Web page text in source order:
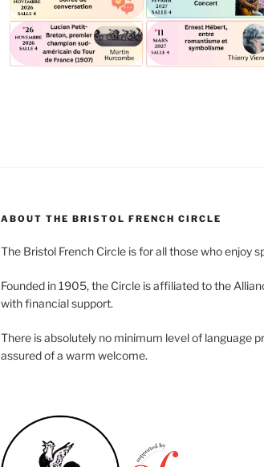
ABOUT THE BRISTOL FRENCH CIRCLE
The Bristol French Circle is for all those who enjoy
Founded in 1905, the Circle is affiliated to the
with financial support.
There is absolutely no minimum level of language
assured of a warm welcome.